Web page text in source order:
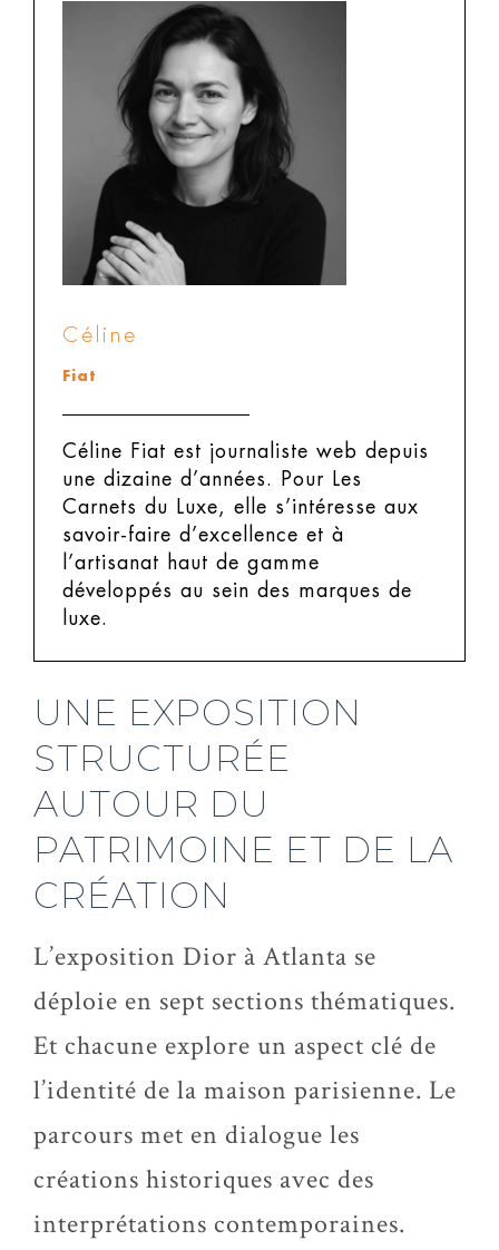
Céline
Fiat
Céline Fiat est journaliste web depuis
une dizaine d’années. Pour Les
Carnets du Luxe, elle s’intéresse aux
savoir-faire d’excellence et à
l’artisanat haut de gamme
développés au sein des marques de
luxe.
UNE EXPOSITION
STRUCTURÉE
AUTOUR DU
PATRIMOINE ET DE LA
CRÉATION
L’exposition Dior à Atlanta se
déploie en sept sections thématiques.
Et chacune explore un aspect clé de
l’identité de la maison parisienne. Le
parcours met en dialogue les
créations historiques avec des
interprétations contemporaines.